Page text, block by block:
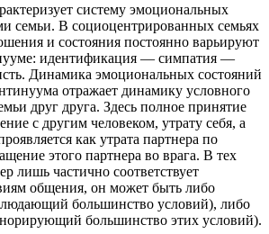
систему эмоциональных
семьи. В социоцентрированных семьях
и состояния постоянно варьируют
идентификация — симпатия —
Динамика эмоциональных состояний
отражает динамику условного
друг друга. Здесь полное принятие
с другим человеком, утрату себя, а
как утрата партнера по
этого партнера во врага. В тех
лишь частично соответствует
общения, он может быть либо
большинство условий), либо
большинство этих условий).